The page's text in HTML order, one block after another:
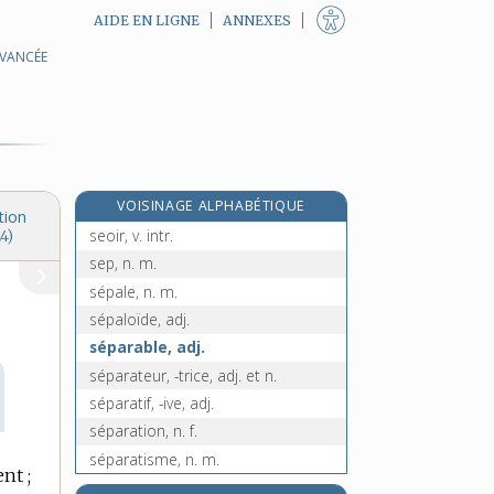
AIDE EN LIGNE ANNEXES
;
VOISINAGE ALPHABÉTIQUE
sentir, v. tr.
seoir, v. intr.
sep, n. m.
sépale, n. m.
sépaloïde, adj.
séparable, adj.
séparateur, -trice, adj. et n.
séparatif, -ive, adj.
séparation, n. f.
séparatisme, n. m.
séparatiste, adj.